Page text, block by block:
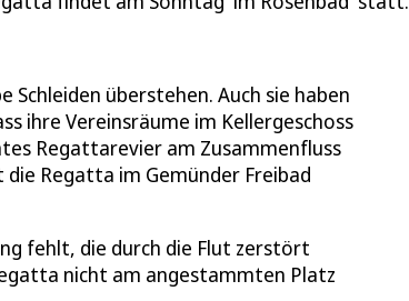
überstehen. Auch sie haben
ihre Vereinsräume im Kellergeschoss
Regattarevier am Zusammenfluss
Regatta im Gemünder Freibad
fehlt, die durch die Flut zerstört
nicht am angestammten Platz